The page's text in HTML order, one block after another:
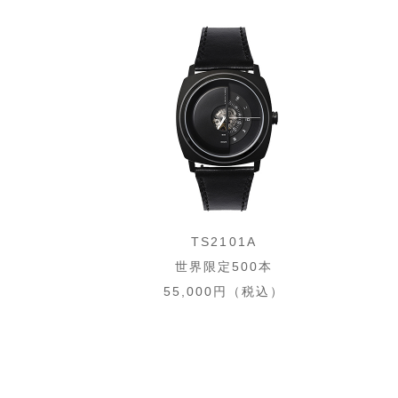
TS2101A
世界限定500本
55,000円（税込）